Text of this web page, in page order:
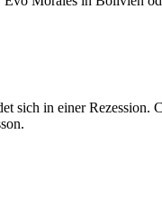
sich in einer